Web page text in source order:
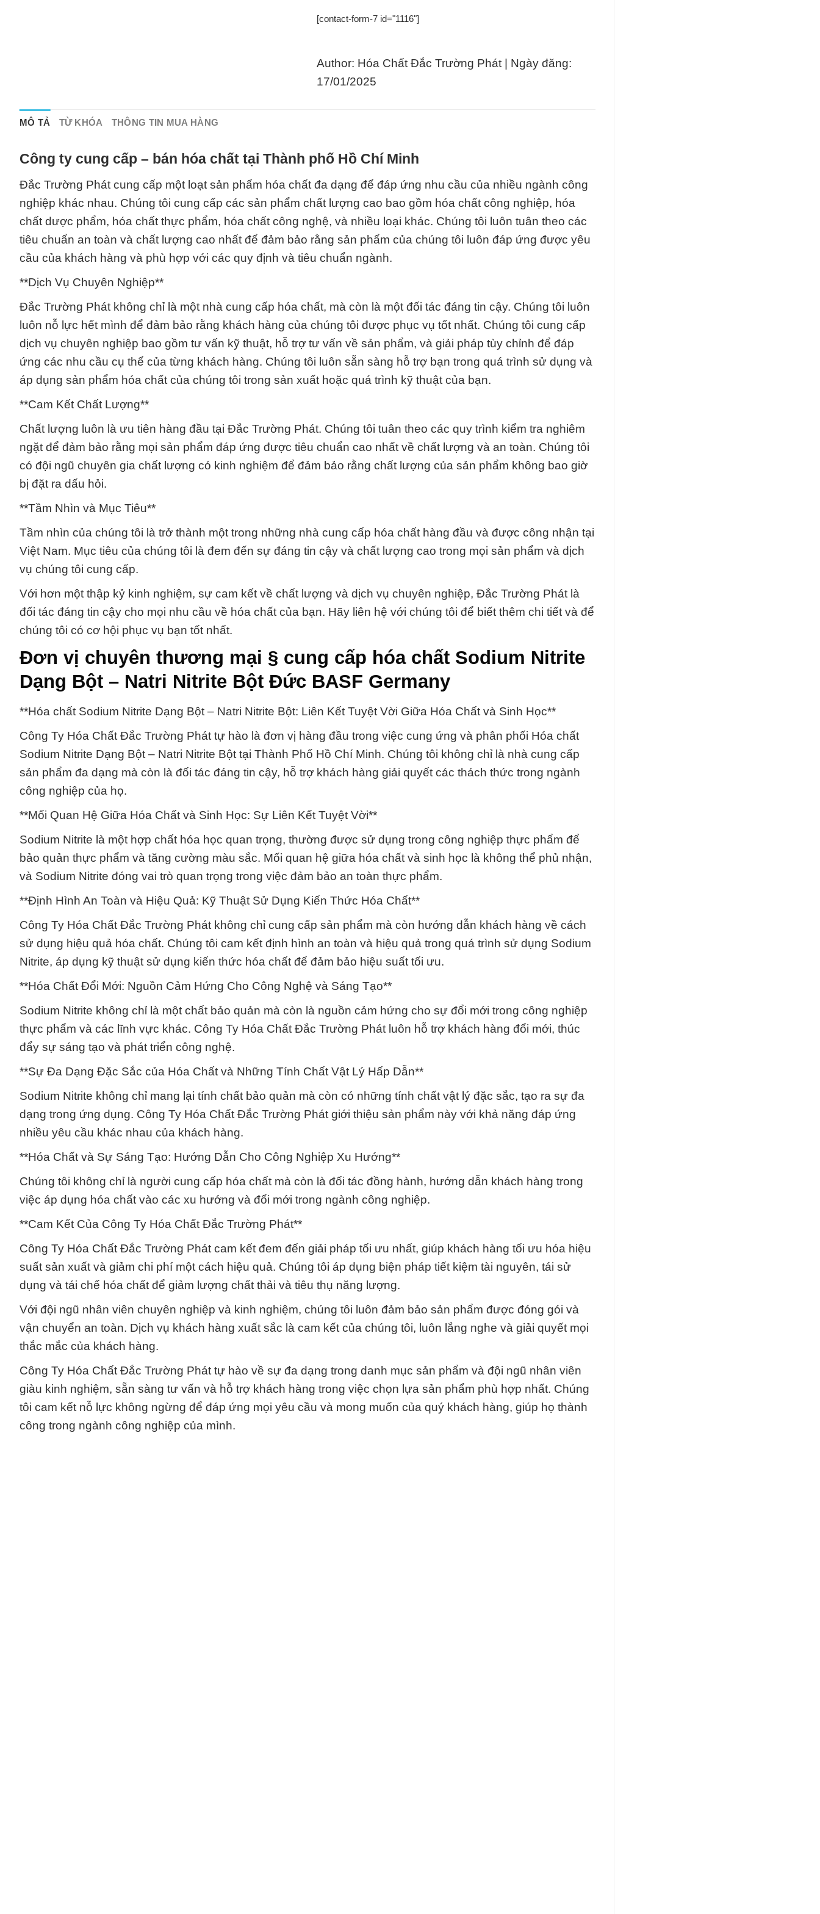
[contact-form-7 id="1116"]
Author: Hóa Chất Đắc Trường Phát | Ngày đăng:
17/01/2025
MÔ TẢ TỪ KHÓA THÔNG TIN MUA HÀNG
Công ty cung cấp – bán hóa chất tại Thành phố Hồ Chí Minh
Đắc Trường Phát cung cấp một loạt sản phẩm hóa chất đa dạng để đáp ứng nhu cầu của nhiều ngành công
nghiệp khác nhau. Chúng tôi cung cấp các sản phẩm chất lượng cao bao gồm hóa chất công nghiệp, hóa
chất dược phẩm, hóa chất thực phẩm, hóa chất công nghệ, và nhiều loại khác. Chúng tôi luôn tuân theo các
tiêu chuẩn an toàn và chất lượng cao nhất để đảm bảo rằng sản phẩm của chúng tôi luôn đáp ứng được yêu
cầu của khách hàng và phù hợp với các quy định và tiêu chuẩn ngành.
**Dịch Vụ Chuyên Nghiệp**
Đắc Trường Phát không chỉ là một nhà cung cấp hóa chất, mà còn là một đối tác đáng tin cậy. Chúng tôi luôn
luôn nỗ lực hết mình để đảm bảo rằng khách hàng của chúng tôi được phục vụ tốt nhất. Chúng tôi cung cấp
dịch vụ chuyên nghiệp bao gồm tư vấn kỹ thuật, hỗ trợ tư vấn về sản phẩm, và giải pháp tùy chỉnh để đáp
ứng các nhu cầu cụ thể của từng khách hàng. Chúng tôi luôn sẵn sàng hỗ trợ bạn trong quá trình sử dụng và
áp dụng sản phẩm hóa chất của chúng tôi trong sản xuất hoặc quá trình kỹ thuật của bạn.
**Cam Kết Chất Lượng**
Chất lượng luôn là ưu tiên hàng đầu tại Đắc Trường Phát. Chúng tôi tuân theo các quy trình kiểm tra nghiêm
ngặt để đảm bảo rằng mọi sản phẩm đáp ứng được tiêu chuẩn cao nhất về chất lượng và an toàn. Chúng tôi
có đội ngũ chuyên gia chất lượng có kinh nghiệm để đảm bảo rằng chất lượng của sản phẩm không bao giờ
bị đặt ra dấu hỏi.
**Tầm Nhìn và Mục Tiêu**
Tầm nhìn của chúng tôi là trở thành một trong những nhà cung cấp hóa chất hàng đầu và được công nhận tại
Việt Nam. Mục tiêu của chúng tôi là đem đến sự đáng tin cậy và chất lượng cao trong mọi sản phẩm và dịch
vụ chúng tôi cung cấp.
Với hơn một thập kỷ kinh nghiệm, sự cam kết về chất lượng và dịch vụ chuyên nghiệp, Đắc Trường Phát là
đối tác đáng tin cậy cho mọi nhu cầu về hóa chất của bạn. Hãy liên hệ với chúng tôi để biết thêm chi tiết và để
chúng tôi có cơ hội phục vụ bạn tốt nhất.
Đơn vị chuyên thương mại § cung cấp hóa chất Sodium Nitrite
Dạng Bột – Natri Nitrite Bột Đức BASF Germany
**Hóa chất Sodium Nitrite Dạng Bột – Natri Nitrite Bột: Liên Kết Tuyệt Vời Giữa Hóa Chất và Sinh Học**
Công Ty Hóa Chất Đắc Trường Phát tự hào là đơn vị hàng đầu trong việc cung ứng và phân phối Hóa chất
Sodium Nitrite Dạng Bột – Natri Nitrite Bột tại Thành Phố Hồ Chí Minh. Chúng tôi không chỉ là nhà cung cấp
sản phẩm đa dạng mà còn là đối tác đáng tin cậy, hỗ trợ khách hàng giải quyết các thách thức trong ngành
công nghiệp của họ.
**Mối Quan Hệ Giữa Hóa Chất và Sinh Học: Sự Liên Kết Tuyệt Vời**
Sodium Nitrite là một hợp chất hóa học quan trọng, thường được sử dụng trong công nghiệp thực phẩm để
bảo quản thực phẩm và tăng cường màu sắc. Mối quan hệ giữa hóa chất và sinh học là không thể phủ nhận,
và Sodium Nitrite đóng vai trò quan trọng trong việc đảm bảo an toàn thực phẩm.
**Định Hình An Toàn và Hiệu Quả: Kỹ Thuật Sử Dụng Kiến Thức Hóa Chất**
Công Ty Hóa Chất Đắc Trường Phát không chỉ cung cấp sản phẩm mà còn hướng dẫn khách hàng về cách
sử dụng hiệu quả hóa chất. Chúng tôi cam kết định hình an toàn và hiệu quả trong quá trình sử dụng Sodium
Nitrite, áp dụng kỹ thuật sử dụng kiến thức hóa chất để đảm bảo hiệu suất tối ưu.
**Hóa Chất Đổi Mới: Nguồn Cảm Hứng Cho Công Nghệ và Sáng Tạo**
Sodium Nitrite không chỉ là một chất bảo quản mà còn là nguồn cảm hứng cho sự đổi mới trong công nghiệp
thực phẩm và các lĩnh vực khác. Công Ty Hóa Chất Đắc Trường Phát luôn hỗ trợ khách hàng đổi mới, thúc
đẩy sự sáng tạo và phát triển công nghệ.
**Sự Đa Dạng Đặc Sắc của Hóa Chất và Những Tính Chất Vật Lý Hấp Dẫn**
Sodium Nitrite không chỉ mang lại tính chất bảo quản mà còn có những tính chất vật lý đặc sắc, tạo ra sự đa
dạng trong ứng dụng. Công Ty Hóa Chất Đắc Trường Phát giới thiệu sản phẩm này với khả năng đáp ứng
nhiều yêu cầu khác nhau của khách hàng.
**Hóa Chất và Sự Sáng Tạo: Hướng Dẫn Cho Công Nghiệp Xu Hướng**
Chúng tôi không chỉ là người cung cấp hóa chất mà còn là đối tác đồng hành, hướng dẫn khách hàng trong
việc áp dụng hóa chất vào các xu hướng và đổi mới trong ngành công nghiệp.
**Cam Kết Của Công Ty Hóa Chất Đắc Trường Phát**
Công Ty Hóa Chất Đắc Trường Phát cam kết đem đến giải pháp tối ưu nhất, giúp khách hàng tối ưu hóa hiệu
suất sản xuất và giảm chi phí một cách hiệu quả. Chúng tôi áp dụng biện pháp tiết kiệm tài nguyên, tái sử
dụng và tái chế hóa chất để giảm lượng chất thải và tiêu thụ năng lượng.
Với đội ngũ nhân viên chuyên nghiệp và kinh nghiệm, chúng tôi luôn đảm bảo sản phẩm được đóng gói và
vận chuyển an toàn. Dịch vụ khách hàng xuất sắc là cam kết của chúng tôi, luôn lắng nghe và giải quyết mọi
thắc mắc của khách hàng.
Công Ty Hóa Chất Đắc Trường Phát tự hào về sự đa dạng trong danh mục sản phẩm và đội ngũ nhân viên
giàu kinh nghiệm, sẵn sàng tư vấn và hỗ trợ khách hàng trong việc chọn lựa sản phẩm phù hợp nhất. Chúng
tôi cam kết nỗ lực không ngừng để đáp ứng mọi yêu cầu và mong muốn của quý khách hàng, giúp họ thành
công trong ngành công nghiệp của mình.